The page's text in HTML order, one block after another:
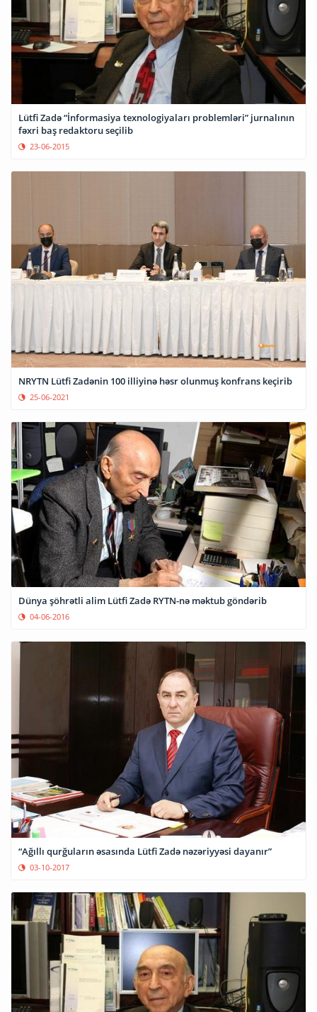
Lütfi Zadə “İnformasiya texnologiyaları problemləri” jurnalının
fəxri baş redaktoru seçilib
23-06-2015
NRYTN Lütfi Zadənin 100 illiyinə həsr olunmuş konfrans keçirib
25-06-2021
Dünya şöhrətli alim Lütfi Zadə RYTN-nə məktub göndərib
04-06-2016
“Ağıllı qurğuların əsasında Lütfi Zadə nəzəriyyəsi dayanır”
03-10-2017